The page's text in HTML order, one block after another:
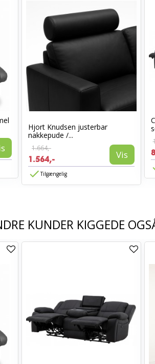
Hjort Knudsen justerbar
nakkepude /...
1.664,-
1.564,- Vis
Tilgængelig
KUNDER KIGGEDE